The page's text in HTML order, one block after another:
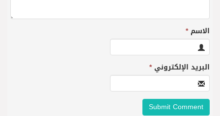
الاسم*
البريد الإلكتروني*